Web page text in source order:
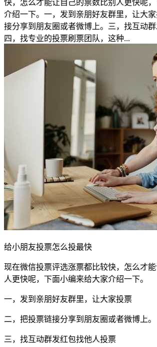
快，怎么才能让自己的票数比别人更快呢
介绍一下。一，发到亲朋好友群里，让大
接分享到朋友圈或者微博上。三，找互动
四，找专业的投票刷票团队，这种...
给小朋友投票怎么投最快
现在微信投票评选涨票都比较快，怎么才
人更快呢，下面小编来给大家介绍一下。
一，发到亲朋好友群里，让大家投票
二，把投票链接分享到朋友圈或者微博上。
三，找互动群发红包找他人投票